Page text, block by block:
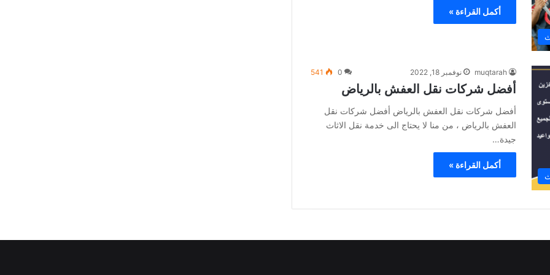
أكمل القراءة »
muqtarah نوفمبر 18, 2022 0
541
أفضل شركات نقل العفش بالرياض
أفضل شركات نقل العفش بالرياض أفضل شركات نقل
العفش بالرياض ، من منا لا يحتاج الى خدمة نقل الاثاث
جيدة…
أكمل القراءة »